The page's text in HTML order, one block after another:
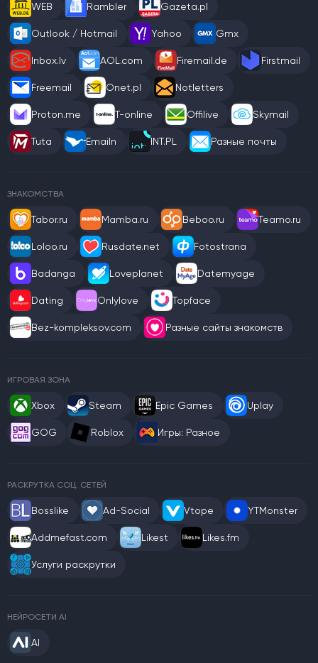
WEB Rambler Gazeta.pl
Outlook / Hotmail Yahoo Gmx
Inbox.lv AOL.com Firemail.de Firstmail
Freemail Onet.pl Notletters
Proton.me T-online Offilive Skymail
Tuta Emailn INT.PL Разные почты
ЗНАКОМСТВА
Tabor.ru Mamba.ru Beboo.ru Teamo.ru
Loloo.ru Rusdate.net Fotostrana
Badanga Loveplanet Datemyage
Dating Onlylove Topface
Bez-kompleksov.com Разные сайты знакомств
ИГРОВАЯ ЗОНА
Xbox Steam Epic Games Uplay
GOG Roblox Игры: Разное
РАСКРУТКА СОЦ. СЕТЕЙ
Bosslike Ad-Social Vtope YTMonster
Addmefast.com Likest Likes.fm
Услуги раскрутки
НЕЙРОСЕТИ AI
AI